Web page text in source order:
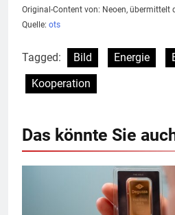
Original-Content von: Neoen, übermittelt
Quelle: ots
Tagged: Bild Energie
Kooperation
Das könnte Sie